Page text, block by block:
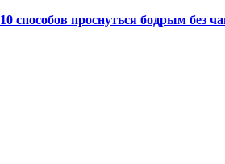
10 способов проснуться бодрым без